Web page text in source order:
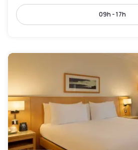
09h - 17h